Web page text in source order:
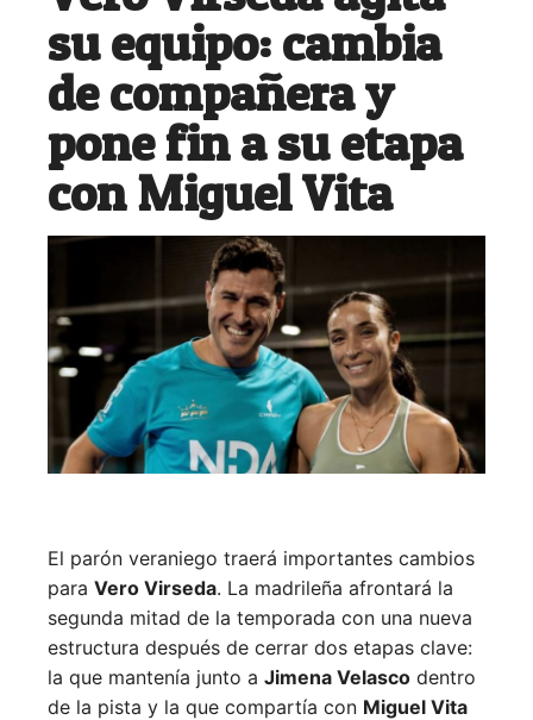
su equipo: cambia
de compañera y
pone fin a su etapa
con Miguel Vita
El parón veraniego traerá importantes cambios
para Vero Virseda. La madrileña afrontará la
segunda mitad de la temporada con una nueva
estructura después de cerrar dos etapas clave:
la que mantenía junto a Jimena Velasco dentro
de la pista y la que compartía con Miguel Vita